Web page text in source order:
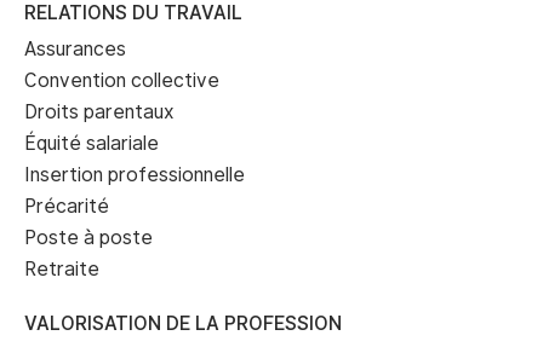
RELATIONS DU TRAVAIL
Assurances
Convention collective
Droits parentaux
Équité salariale
Insertion professionnelle
Précarité
Poste à poste
Retraite
VALORISATION DE LA PROFESSION